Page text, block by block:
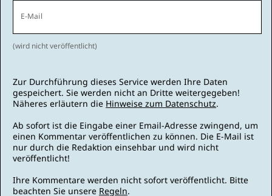
E-Mail
(wird nicht veröffentlicht)
Zur Durchführung dieses Service werden Ihre Daten
gespeichert. Sie werden nicht an Dritte weitergegeben!
Näheres erläutern die Hinweise zum Datenschutz.
Ab sofort ist die Eingabe einer Email-Adresse zwingend, um
einen Kommentar veröffentlichen zu können. Die E-Mail ist
nur durch die Redaktion einsehbar und wird nicht
veröffentlicht!
Ihre Kommentare werden nicht sofort veröffentlicht. Bitte
beachten Sie unsere Regeln.